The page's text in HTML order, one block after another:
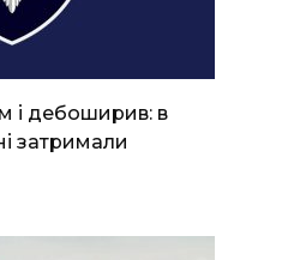
і дебоширив: в
затримали